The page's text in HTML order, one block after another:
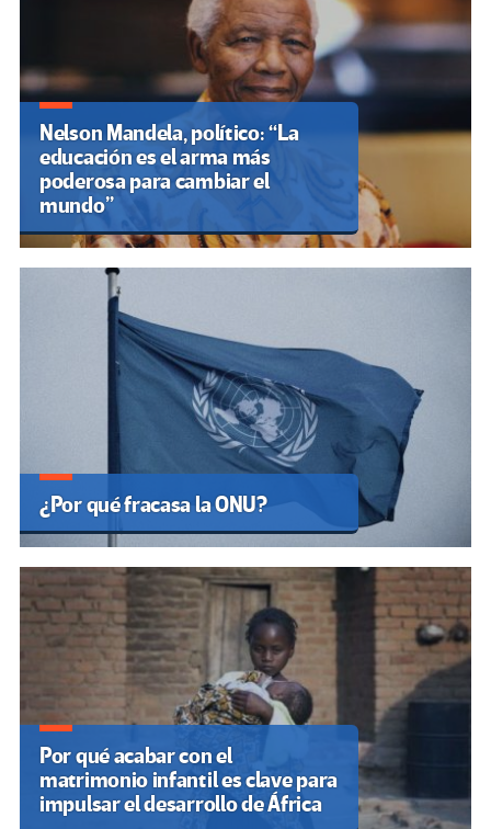
Nelson Mandela, político: “La
educación es el arma más
poderosa para cambiar el
mundo”
¿Por qué fracasa la ONU?
Por qué acabar con el
matrimonio infantil es clave para
impulsar el desarrollo de África